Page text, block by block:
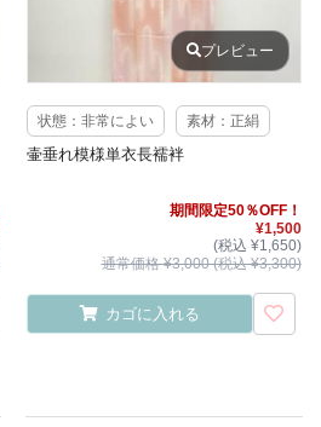
プレビュー
状態：非常によい 素材：正絹
壷垂れ模様単衣長襦袢
期間限定50％OFF！
¥1,500
(税込 ¥1,650)
通常価格 ¥3,000 (税込 ¥3,300)
カゴに入れる